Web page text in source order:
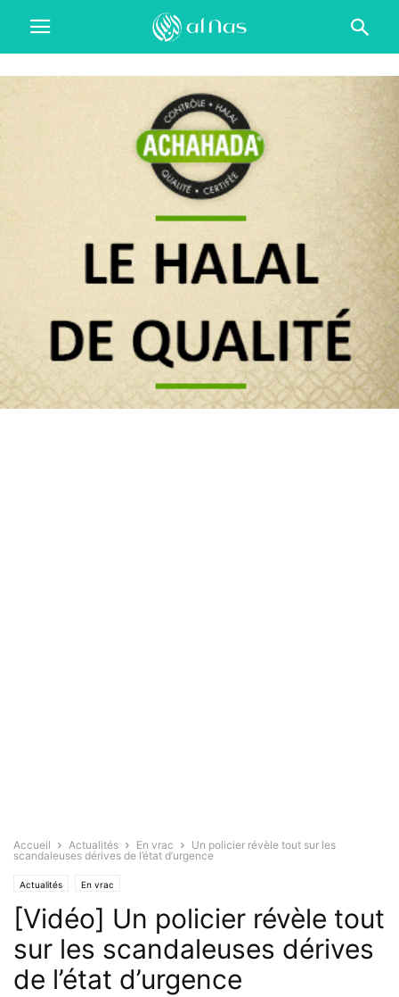
Accueil Actualités En vrac
Un policier révèle tout sur les
scandaleuses dérives de l’état d’urgence
Actualités En vrac
[Vidéo] Un policier révèle tout
sur les scandaleuses dérives
de l’état d’urgence